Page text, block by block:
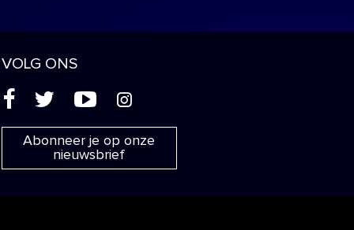
VOLG ONS
( ' + &
Abonneer je op onze
nieuwsbrief